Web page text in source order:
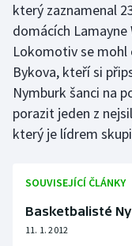
Plážový volejbal
Ragby
Rychlobruslení
Rychlostní
Sportovní střelba
který zaznamenal
domácích
Lokomotiv se mohl
Bykova, kteří si
Nymburk šanci na
porazit jeden z
který je lídrem
SOUVISEJÍCÍ ČLÁNKY
Basketbalisté
11. 1. 2012